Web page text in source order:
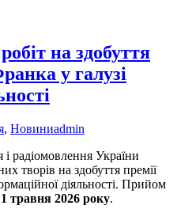
на здобуття
у галузі
, Новиниadmin
радіомовлення України
творів на здобуття премії
діяльності. Прийом
травня 2026 року.